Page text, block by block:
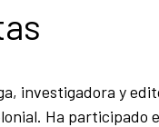
investigadora y
Ha participado